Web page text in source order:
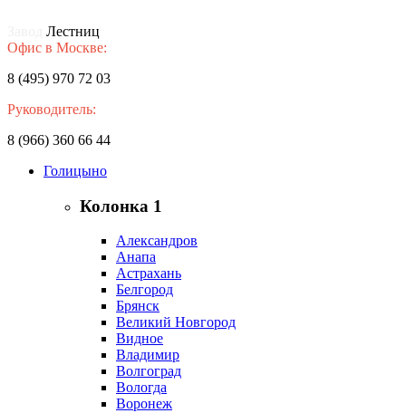
Лестниц
Офис в Москве:
8 (495) 970 72 03
Руководитель:
8 (966) 360 66 44
Голицыно
Колонка 1
Александров
Анапа
Астрахань
Белгород
Брянск
Великий Новгород
Видное
Владимир
Волгоград
Вологда
Воронеж